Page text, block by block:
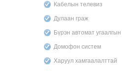
Кабелын телевиз
Дулаан граж
Бүрэн автомат
Домофон систем
Харуул хамгаалалттай